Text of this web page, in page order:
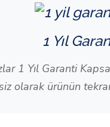
1 Yıl
1 Yıl Garanti
olarak ürünün